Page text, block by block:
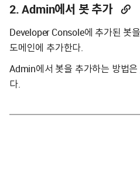
2. Admin에서 봇 추가
Developer Console에 추가된 봇
도메인에 추가한다.
Admin에서 봇을 추가하는 방법은
다.